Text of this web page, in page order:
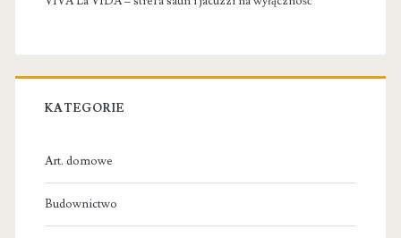
KATEGORIE
Art. domowe
Budownictwo